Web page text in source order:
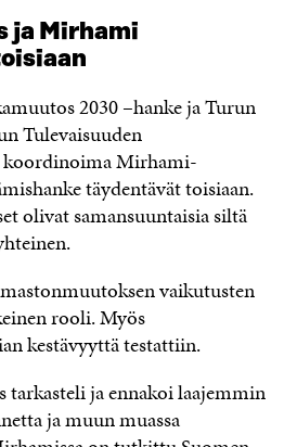
ja Mirhami
2030 –hanke ja Turun
Tulevaisuuden
koordinoima Mirhami-
täydentävät toisiaan.
olivat samansuuntaisia siltä
vaikutusten
rooli. Myös
kestävyyttä testattiin.
tarkasteli ja ennakoi laajemmin
ja muun muassa